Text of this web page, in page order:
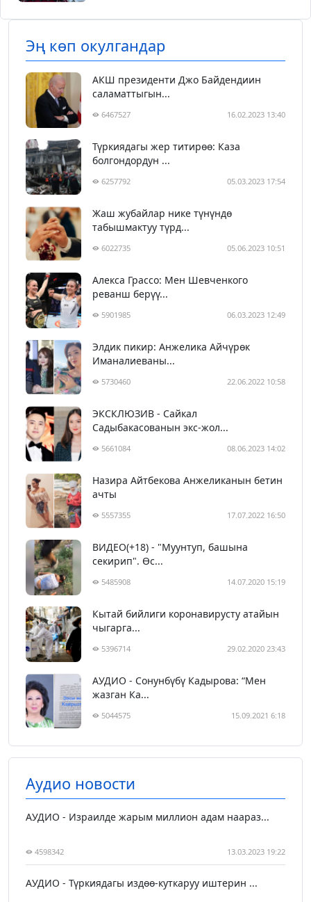
Эң көп окулгандар
АКШ президенти Джо Байдендиин
саламаттыгын...
6467527 16.02.2023 13:40
Түркиядагы жер титирөө: Каза
болгондордун ...
6257792 05.03.2023 17:54
Жаш жубайлар нике түнүндө
табышмактуу түрд...
6022735 05.06.2023 10:51
Алекса Грассо: Мен Шевченкого
реванш берүү...
5901985 06.03.2023 12:49
Элдик пикир: Анжелика Айчүрөк
Иманалиеваны...
5730460 22.06.2022 10:58
ЭКСКЛЮЗИВ - Сайкал
Садыбакасованын экс-жол...
5661084 08.06.2023 14:02
Назира Айтбекова Анжеликанын бетин
ачты
5557355 17.07.2022 16:50
ВИДЕО(+18) - "Муунтуп, башына
секирип". Өс...
5485908 14.07.2020 15:19
Кытай бийлиги коронавирусту атайын
чыгарга...
5396714 29.02.2020 23:43
АУДИО - Сонунбүбү Кадырова: “Мен
жазган Ка...
5044575 15.09.2021 6:18
Аудио новости
АУДИО - Израилде жарым миллион адам наараз...
4598342 13.03.2023 19:22
АУДИО - Түркиядагы издөө-куткаруу иштерин ...